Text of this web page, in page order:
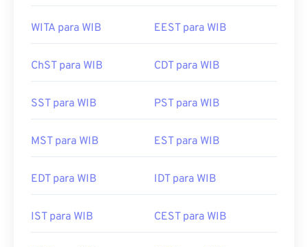
WITA para WIB EEST para WIB
ChST para WIB CDT para WIB
SST para WIB PST para WIB
MST para WIB EST para WIB
EDT para WIB IDT para WIB
IST para WIB CEST para WIB